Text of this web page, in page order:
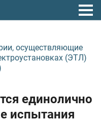
осуществляющие
(ЭТЛ)
единолично
испытания